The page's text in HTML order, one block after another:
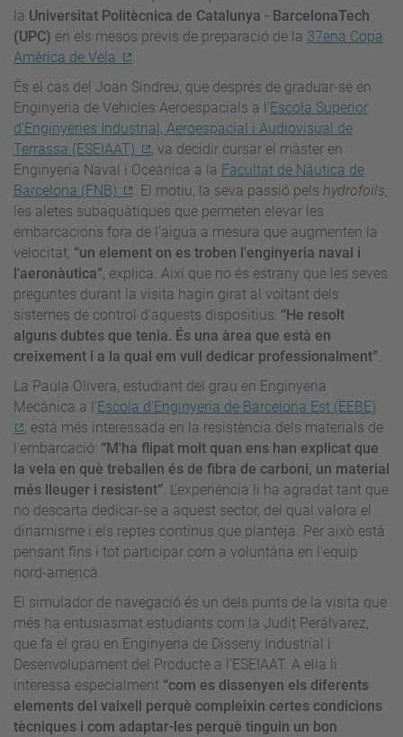
la Universitat Politècnica de Catalunya - BarcelonaTech
(UPC) en els mesos previs de preparació de la 37ena Copa
Amèrica de Vela
.
És el cas del Joan Sindreu, que després de graduar-se en
Enginyeria de Vehicles Aeroespacials a l'Escola Superior
d'Enginyeries Industrial, Aeroespacial i Audiovisual de
Terrassa (ESEIAAT)
, va decidir cursar el màster en
Enginyeria Naval i Oceànica a la Facultat de Nàutica de
Barcelona (FNB)
. El motiu, la seva passió pels hydrofoils,
les aletes subaquàtiques que permeten elevar les
embarcacions fora de l'aigua a mesura que augmenten la
velocitat, “un element on es troben l'enginyeria naval i
l'aeronàutica”, explica. Així que no és estrany que les seves
preguntes durant la visita hagin girat al voltant dels
sistemes de control d'aquests dispositius: “He resolt
alguns dubtes que tenia. És una àrea que està en
creixement i a la qual em vull dedicar professionalment”.
La Paula Olivera, estudiant del grau en Enginyeria
Mecànica a l'Escola d'Enginyeria de Barcelona Est (EEBE)
, està més interessada en la resistència dels materials de
l'embarcació: “M'ha flipat molt quan ens han explicat que
la vela en què treballen és de fibra de carboni, un material
més lleuger i resistent”. L'experiència li ha agradat tant que
no descarta dedicar-se a aquest sector, del qual valora el
dinamisme i els reptes continus que planteja. Per això està
pensant fins i tot participar com a voluntària en l'equip
nord-americà.
El simulador de navegació és un dels punts de la visita que
més ha entusiasmat estudiants com la Judit Perálvarez,
que fa el grau en Enginyeria de Disseny Industrial i
Desenvolupament del Producte a l'ESEIAAT. A ella li
interessa especialment “com es dissenyen els diferents
elements del vaixell perquè compleixin certes condicions
tècniques i com adaptar-les perquè tinguin un bon